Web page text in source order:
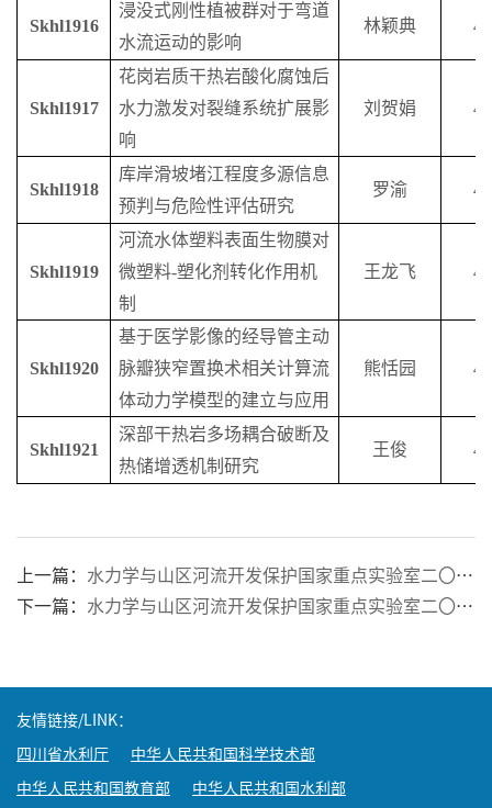
Skhl1916
浸没式刚性植被群对于弯道
水流运动的影响
林颖典 4
Skhl1917
花岗岩质干热岩酸化腐蚀后
水力激发对裂缝系统扩展影
响
刘贺娟 4
Skhl1918
库岸滑坡堵江程度多源信息
预判与危险性评估研究
罗渝 4
Skhl1919
河流水体塑料表面生物膜对
微塑料-塑化剂转化作用机
制
王龙飞 4
Skhl1920
基于医学影像的经导管主动
脉瓣狭窄置换术相关计算流
体动力学模型的建立与应用
熊恬园 4
Skhl1921
深部干热岩多场耦合破断及
热储增透机制研究
王俊 4
上一篇： 水力学与山区河流开发保护国家重点实验室二〇一八年开放课题获批名单
下一篇： 水力学与山区河流开发保护国家重点实验室二〇一七年开放课题批准名单
友情链接/LINK：
四川省水利厅 中华人民共和国科学技术部
中华人民共和国教育部 中华人民共和国水利部